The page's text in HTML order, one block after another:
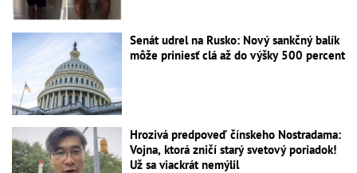
Senát udrel na Rusko: Nový sankčný balík
môže priniesť clá až do výšky 500 percent
Hrozivá predpoveď čínskeho Nostradama:
Vojna, ktorá zničí starý svetový poriadok!
Už sa viackrát nemýlil